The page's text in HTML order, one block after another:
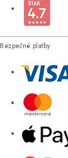
Bezpečné platby